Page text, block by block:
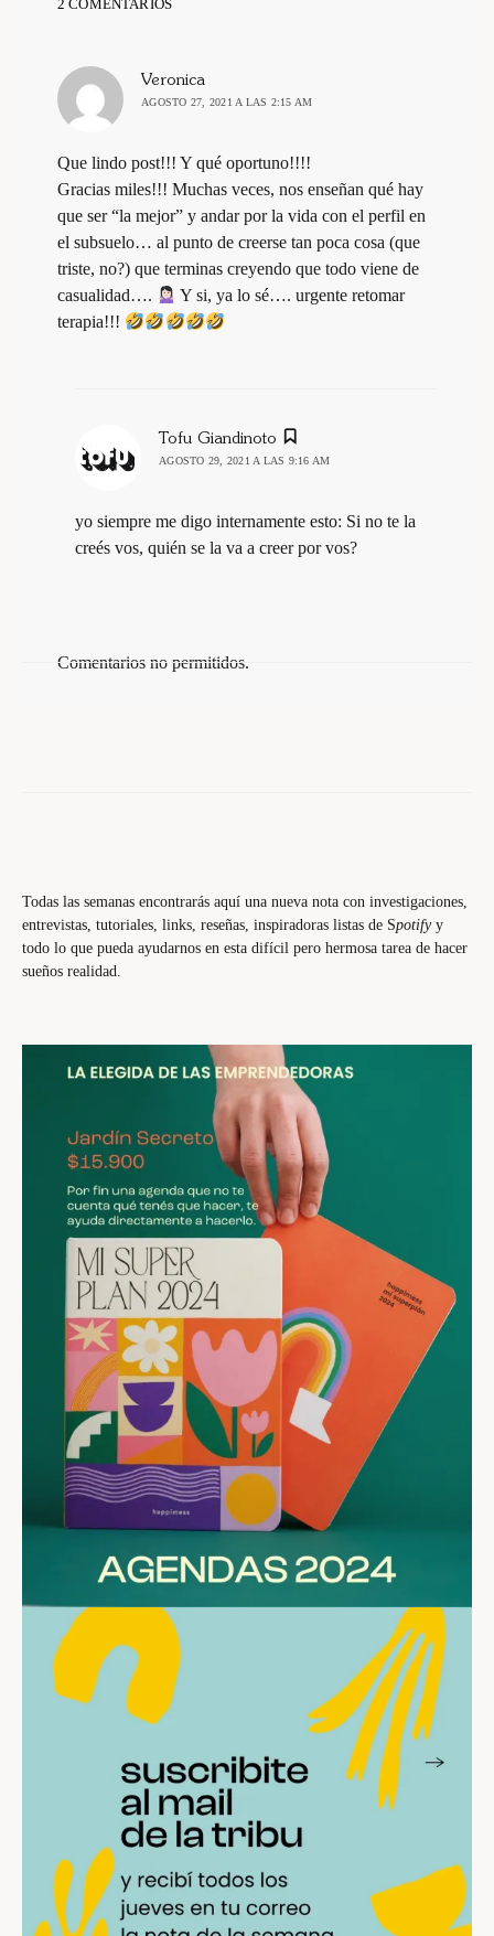
2 COMENTARIOS
Veronica
AGOSTO 27, 2021 A LAS 2:15 AM
Que lindo post!!! Y qué oportuno!!!!
Gracias miles!!! Muchas veces, nos enseñan qué hay
que ser “la mejor” y andar por la vida con el perfil en
el subsuelo… al punto de creerse tan poca cosa (que
triste, no?) que terminas creyendo que todo viene de
casualidad….
Y si, ya lo sé…. urgente retomar
terapia!!!
Tofu Giandinoto
AGOSTO 29, 2021 A LAS 9:16 AM
yo siempre me digo internamente esto: Si no te la
creés vos, quién se la va a creer por vos?
Comentarios no permitidos.
Todas las semanas encontrarás aquí una nueva nota con investigaciones,
entrevistas, tutoriales, links, reseñas, inspiradoras listas de Spotify y
todo lo que pueda ayudarnos en esta difícil pero hermosa tarea de hacer
sueños realidad.